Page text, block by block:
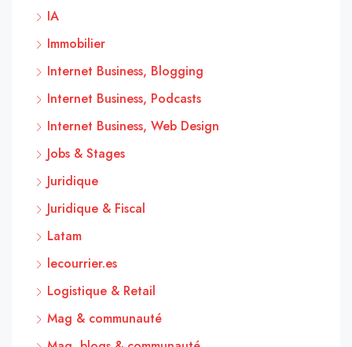
IA
Immobilier
Internet Business, Blogging
Internet Business, Podcasts
Internet Business, Web Design
Jobs & Stages
Juridique
Juridique & Fiscal
Latam
lecourrier.es
Logistique & Retail
Mag & communauté